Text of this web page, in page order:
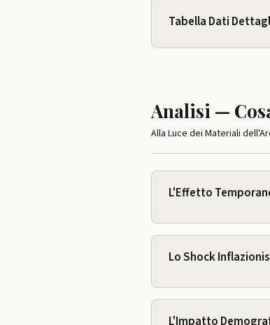
Tabella Dati
Analisi —
Alla Luce dei Materiali
L'Effetto
Lo Shock
L'Impatto